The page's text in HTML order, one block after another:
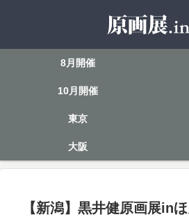
8月開催
10月開催
東京
大阪
【新潟】黒井健原画展in